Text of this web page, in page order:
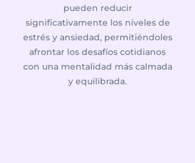
pueden reducir
significativamente los niveles de
estrés y ansiedad, permitiéndoles
afrontar los desafíos cotidianos
con una mentalidad más calmada
y equilibrada.